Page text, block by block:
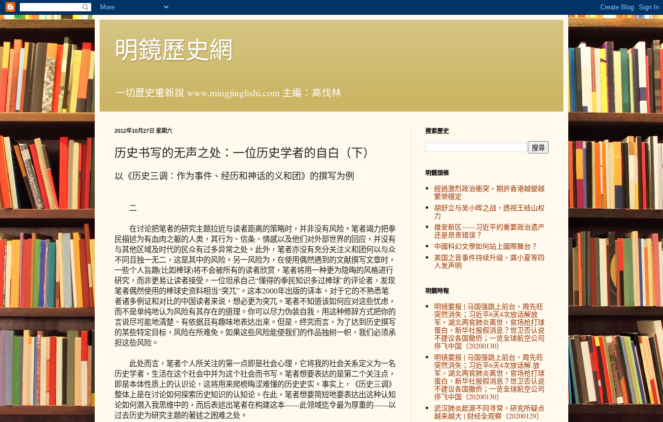
明鏡歷史網
一切歷史重新說 www.mingjinglishi.com 主編：高伐林
2012年10月27日 星期六
历史书写的无声之处：一位历史学者的自白（下）
以《历史三调：作为事件、经历和神话的义和团》的撰写为例
二
在讨论把笔者的研究主题拉近与读者距离的策略时，并非没有风险。笔者竭力把拳
民描述为有血肉之躯的人类，其行为、信条、情感以及他们对外部世界的回应，并没有
与其他区域及时代的民众有过多异常之处。此外，笔者亦没有充分关注义和团何以与众
不同且独一无二，这是其中的风险。另一风险为，在使用偶然遇到的文献撰写文章时，
一些个人旨趣(比如棒球)将不会被所有的读者欣赏，笔者将用一种更为隐晦的风格进行
研究，而非更易让读者接受。一位坦承自己“懂得的拳民知识多过棒球”的评论者，发现
笔者偶然使用的棒球史资料相当“突兀”。这本2000年出版的译本，对于它的不熟悉笔
者诸多例证和对比的中国读者来说，想必更为突兀。笔者不知道该如何应对这些忧虑，
而不是单纯地认为风险有其存在的道理。你可以尽力伪装自我，用这种修辞方式把你的
言说尽可能地清楚、有依据且有趣味地表达出来。但是，终究而言，为了达到历史撰写
的某些特定目标，风险在所难免。如果这些风险能使我们的作品独树一帜，我们必须承
担这些风险。
此处而言，笔者个人所关注的第一点即是社会心理，它将我的社会关系定义为一名
历史学者，生活在这个社会中并为这个社会而书写。笔者想要表达的是第二个关注点，
即是本体性质上的认识论，这将用来爬梳晦涩难懂的历史史实。事实上，《历史三调》
整体上是在讨论如何探索历史知识的认知论。在此，笔者想要简短地要表达出这种认知
论如何潜入我思维中的，而后表述出笔者在构建这本——此领域迄令最为厚重的——以
过去历史为研究主题的著述之困难之处。
搜索歷史
明鏡頭條
經過激烈政治衝突，期許香港越變越
繁榮穩定
胡舒立与吴小晖之战，透视王岐山权
力
雄安新区——习近平的重要政治遗产
还是昂贵错误？
中國科幻文學如何站上國際舞台？
美国之音事件持续升级，龚小夏等四
人发声明
明鏡時報
明镜要报 | 马国强跳上前台，周先旺
突然消失；习近平6天4次放话解放
军，湖北两官肺炎离世，官场抢打球
蛋白，新华社报假消息？世卫否认说
不建议各国撤侨；一览全球航空公司
停飞中国（20200130）
明镜要报 | 马国强跳上前台，周先旺
突然消失；习近平6天4次放话解.放
军，湖北两官肺炎离世，官场抢打球
蛋白，新华社报假消息？世卫否认说
不建议各国撤侨；一览全球航空公司
停飞中国（20200130）
武汉肺炎起源不同寻常，研究所疑点
越来越大 | 财经全观察（20200129）